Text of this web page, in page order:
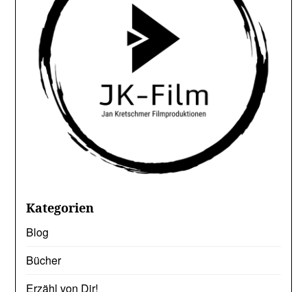
Kategorien
Blog
Bücher
Erzähl von Dir!